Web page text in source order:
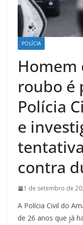
POLÍCIA
Homem
roubo é
Polícia
e
contra
1 de setembro de
A Polícia Civil do
de 26 anos que já